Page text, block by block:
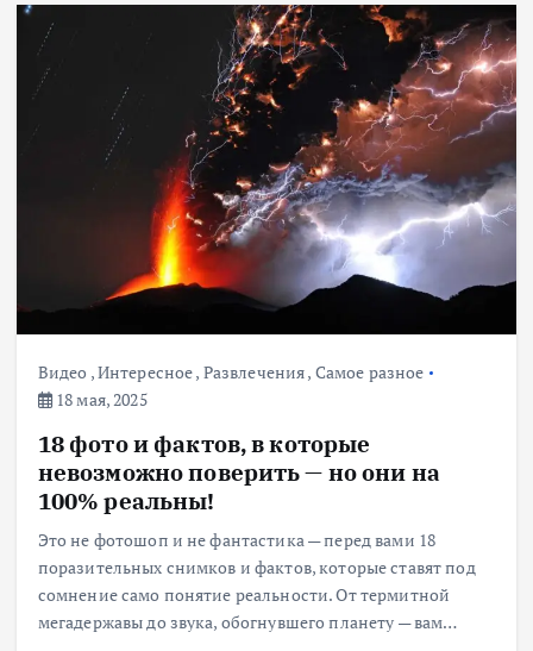
Видео ,Интересное, Развлечения, Самое разное
18 мая, 2025
18 фото и фактов, в которые
невозможно поверить — но они на
100% реальны!
Это не фотошоп и не фантастика — перед вами 18
поразительных снимков и фактов, которые ставят под
сомнение само понятие реальности. От термитной
мегадержавы до звука, обогнувшего планету — вам…